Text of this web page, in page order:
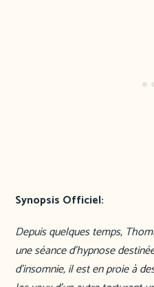
Synopsis Officiel:
Depuis quelques temps,
une séance d’hypnose
d’insomnie, il est en proie à